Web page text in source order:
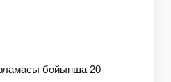
бойынша 20